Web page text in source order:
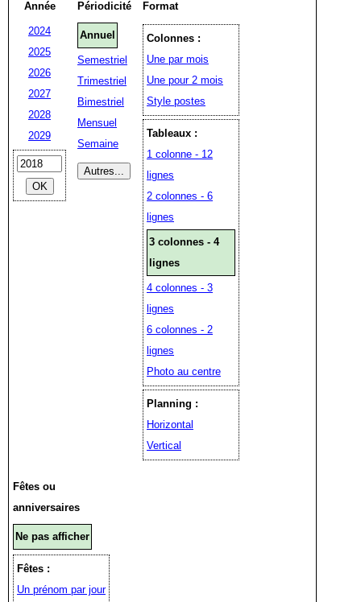
Année
2024
2025
2026
2027
2028
2029
Périodicité
Annuel
Semestriel
Trimestriel
Bimestriel
Mensuel
Semaine
Format
Colonnes :
Une par mois
Une pour 2 mois
Style postes
Tableaux :
1 colonne - 12
lignes
2 colonnes - 6
lignes
3 colonnes - 4
lignes
4 colonnes - 3
lignes
6 colonnes - 2
lignes
Photo au centre
Planning :
Horizontal
Vertical
Fêtes ou
anniversaires
Ne pas afficher
Fêtes :
Un prénom par jour